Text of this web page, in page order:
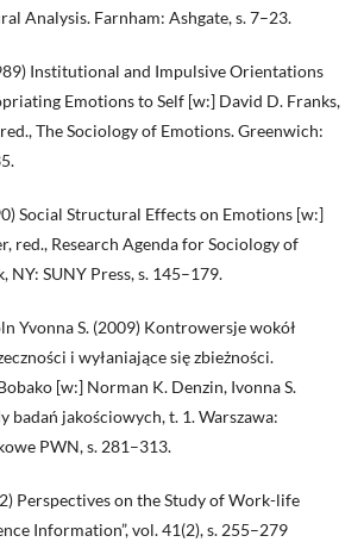
Analysis. Farnham: Ashgate, s. 7–23.
Institutional and Impulsive Orientations
Emotions to Self [w:] David D. Franks,
The Sociology of Emotions. Greenwich:
Social Structural Effects on Emotions [w:]
red., Research Agenda for Sociology of
NY: SUNY Press, s. 145–179.
Yvonna S. (2009) Kontrowersje wokół
i wyłaniające się zbieżności.
[w:] Norman K. Denzin, Ivonna S.
badań jakościowych, t. 1. Warszawa:
PWN, s. 281–313.
Perspectives on the Study of Work-life
Information”, vol. 41(2), s. 255–279